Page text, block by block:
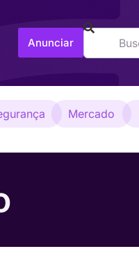
Anunciar
Mercado